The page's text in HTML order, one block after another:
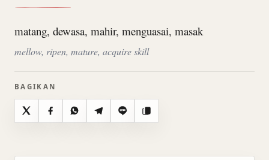
matang, dewasa, mahir, menguasai, masak
mellow, ripen, mature, acquire skill
BAGIKAN
X FacebookWhatsAppTelegramLine Salin